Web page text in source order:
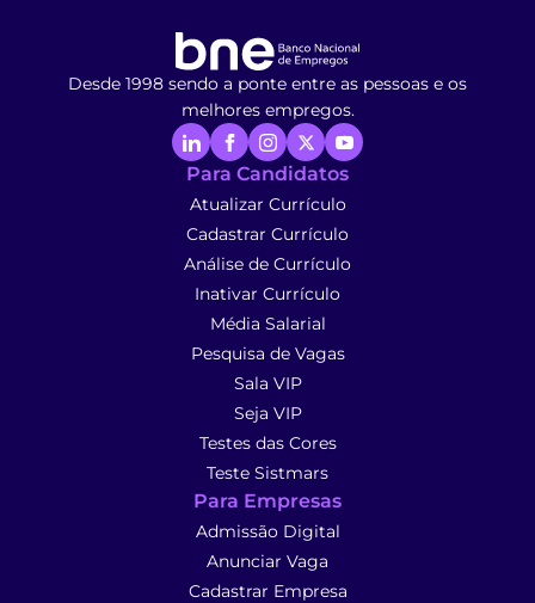
Desde 1998 sendo a ponte entre as pessoas e os
melhores empregos.
Para Candidatos
Atualizar Currículo
Cadastrar Currículo
Análise de Currículo
Inativar Currículo
Média Salarial
Pesquisa de Vagas
Sala VIP
Seja VIP
Testes das Cores
Teste Sistmars
Para Empresas
Admissão Digital
Anunciar Vaga
Cadastrar Empresa